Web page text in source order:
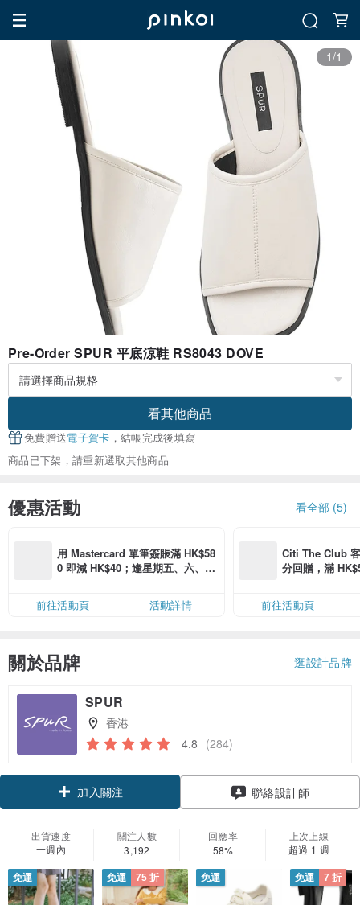
1/1
Pre-Order SPUR 平底涼鞋 RS8043 DOVE
看其他商品
免費贈送電子賀卡 ，結帳完成後填寫
商品已下架，請重新選取其他商品
優惠活動 看全部 (5)
用 Mastercard 單筆簽賬滿 HK$58
0 即減 HK$40；逢星期五、六、日
限，額滿即止，僅限「常用信用
卡」結帳）
前往活動頁 活動詳情
Citi The Club
分回贈，滿
前往活動頁
關於品牌 逛設計品牌
SPUR
香港
4.8 (284)
加入關注 聯絡設計師
出貨速度
一週內
關注人數
3,192
回應率
58%
上次上線
超過 1 週
免運 免運 75 折 免運 免運 7 折